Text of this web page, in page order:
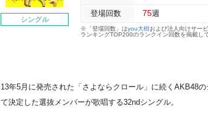
シングル
登場回数 75週
※「登場回数」はyou大樹および法人向けサービ
ランキングTOP200のランクイン回数を掲載し
13年5月に発売された「さよならクロール」に続くAKB48
て決定した選抜メンバーが歌唱する32ndシングル。